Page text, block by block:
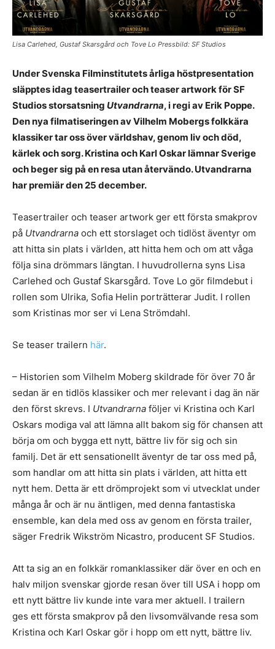
Lisa Carlehed, Gustaf Skarsgård och Tove Lo Pressbild: SF Studios
Under Svenska Filminstitutets årliga höstpresentation
släpptes idag teasertrailer och teaser artwork för SF
Studios storsatsning Utvandrarna, i regi av Erik Poppe.
Den nya filmatiseringen av Vilhelm Mobergs folkkära
klassiker tar oss över världshav, genom liv och död,
kärlek och sorg. Kristina och Karl Oskar lämnar Sverige
och beger sig på en resa utan återvändo. Utvandrarna
har premiär den 25 december.
Teasertrailer och teaser artwork ger ett första smakprov
på Utvandrarna och ett storslaget och tidlöst äventyr om
att hitta sin plats i världen, att hitta hem och om att våga
följa sina drömmars längtan. I huvudrollerna syns Lisa
Carlehed och Gustaf Skarsgård. Tove Lo gör filmdebut i
rollen som Ulrika, Sofia Helin porträtterar Judit. I rollen
som Kristinas mor ser vi Lena Strömdahl.
Se teaser trailern här.
– Historien som Vilhelm Moberg skildrade för över 70 år
sedan är en tidlös klassiker och mer relevant i dag än när
den först skrevs. I Utvandrarna följer vi Kristina och Karl
Oskars modiga val att lämna allt bakom sig för chansen att
börja om och bygga ett nytt, bättre liv för sig och sin
familj. Det är ett sensationellt äventyr de tar oss med på,
som handlar om att hitta sin plats i världen, att hitta ett
nytt hem. Detta är ett drömprojekt som vi utvecklat under
många år och är nu äntligen, med denna fantastiska
ensemble, kan dela med oss av genom en första trailer,
säger Fredrik Wikström Nicastro, producent SF Studios.
Att ta sig an en folkkär romanklassiker där över en och en
halv miljon svenskar gjorde resan över till USA i hopp om
ett nytt bättre liv kunde inte vara mer aktuell. I trailern
ges ett första smakprov på den livsomvälvande resa som
Kristina och Karl Oskar gör i hopp om ett nytt, bättre liv.